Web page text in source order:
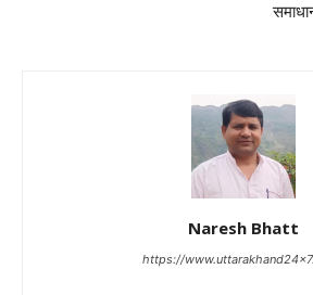
Naresh Bhatt
https://